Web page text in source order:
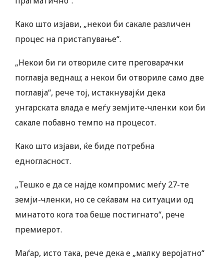
Како што изјави, „некои би сакале различен
процес на пристапување“.
„Некои би ги отвориле сите преговарачки
поглавја веднаш; а некои би отвориле само две
поглавја“, рече тој, истакнувајќи дека
унгарската влада е меѓу земјите-членки кои би
сакале побавно темпо на процесот.
Како што изјави, ќе биде потребна
едногласност.
„Тешко е да се најде компромис меѓу 27-те
земји-членки, но се сеќавам на ситуации од
минатото кога тоа беше постигнато“, рече
премиерот.
Маѓар, исто така, рече дека е „малку веројатно“